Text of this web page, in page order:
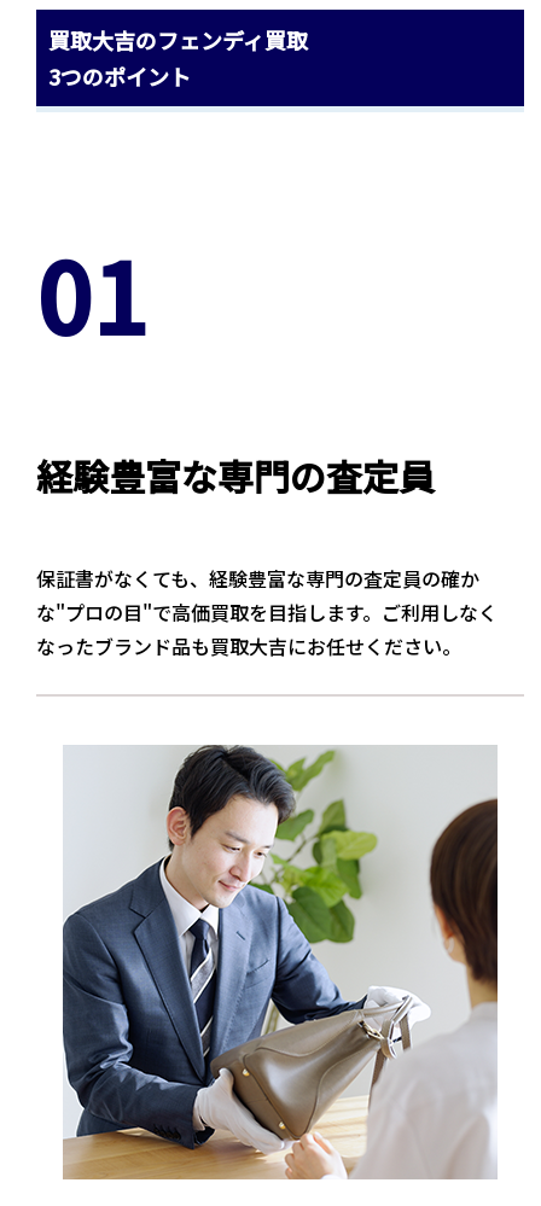
買取大吉のフェンディ買取
3つのポイント
01
経験豊富な専門の査定員
保証書がなくても、経験豊富な専門の査定員の確か
な"プロの目"で高価買取を目指します。ご利用しなく
なったブランド品も買取大吉にお任せください。